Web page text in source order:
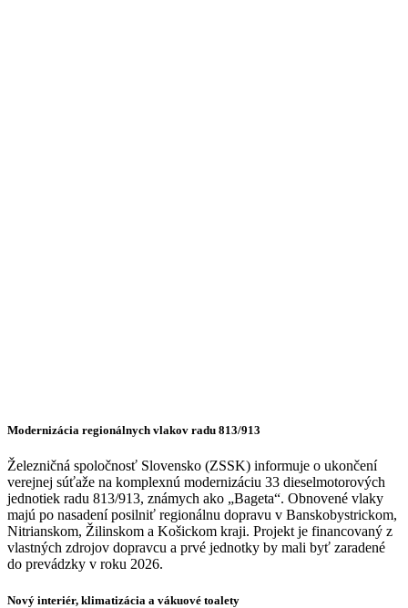
Modernizácia regionálnych vlakov radu 813/913
Železničná spoločnosť Slovensko (ZSSK) informuje o ukončení
verejnej súťaže na komplexnú modernizáciu 33 dieselmotorových
jednotiek radu 813/913, známych ako „Bageta“. Obnovené vlaky
majú po nasadení posilniť regionálnu dopravu v Banskobystrickom,
Nitrianskom, Žilinskom a Košickom kraji. Projekt je financovaný z
vlastných zdrojov dopravcu a prvé jednotky by mali byť zaradené
do prevádzky v roku 2026.
Nový interiér, klimatizácia a vákuové toalety